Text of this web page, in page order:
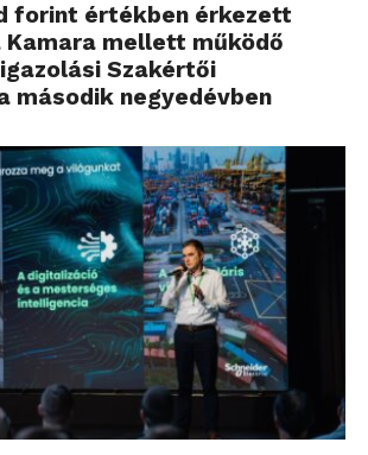
forint értékben érkezett
Kamara mellett működő
Szakértői
második negyedévben